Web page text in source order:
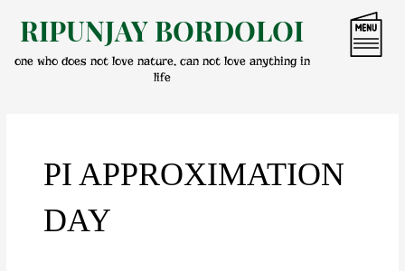
content
RIPUNJAY BORDOLOI
one who does not love nature, can not love anything in
life
PI APPROXIMATION
DAY